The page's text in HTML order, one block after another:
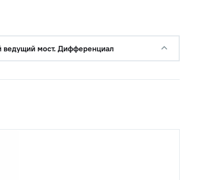
ведущий мост. Дифференциал